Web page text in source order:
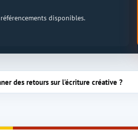
disponibles.
des retours sur l'écriture créative ?